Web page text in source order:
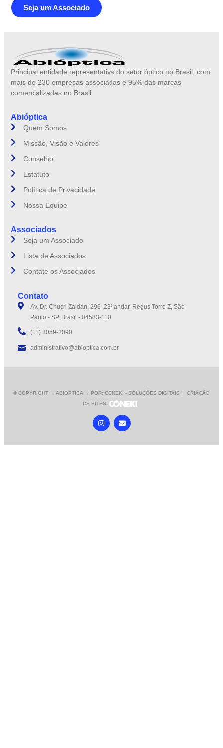
Seja um Associado
Principal entidade representativa do setor óptico no Brasil, com
mais de 230 empresas associadas e 95% das marcas
comercializadas no Brasil
Abióptica
Quem Somos
Missão, Visão e Valores
Conselho
Estatuto
Política de Privacidade
Nossa Equipe
Associados
Seja um Associado
Lista de Associados
Contate os Associados
Contato
Av. Dr. Chucri Zaidan, 296 ,23º andar, Regus Torre Z, São
Paulo - SP, Brasil - 04583-110
(11) 3059-2090
administrativo@abioptica.com.br
© COPYRIGHT → ABIOPTICA → POR: CONEKI - SOLUÇÕES DIGITAIS |
CRIAÇÃO
DE SITES